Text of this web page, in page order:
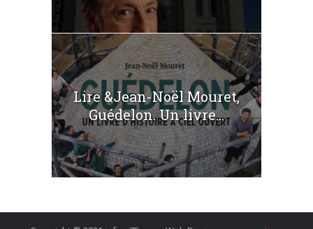
Lire &Jean-Noël Mouret,
Guédelon. Un livre...